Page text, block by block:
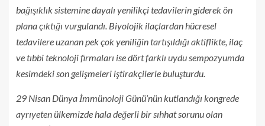
bağışıklık sistemine dayalı yenilikçi tedavilerin giderek ön
plana çıktığı vurgulandı. Biyolojik ilaçlardan hücresel
tedavilere uzanan pek çok yeniliğin tartışıldığı aktiflikte, ilaç
ve tıbbi teknoloji firmaları ise dört farklı uydu sempozyumda
kesimdeki son gelişmeleri iştirakçilerle buluşturdu.
29 Nisan Dünya İmmünoloji Günü’nün kutlandığı kongrede
ayrıyeten ülkemizde hala değerli bir sıhhat sorunu olan